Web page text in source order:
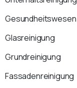
Gesundheitswesen
Glasreinigung
Grundreinigung
Fassadenreinigung